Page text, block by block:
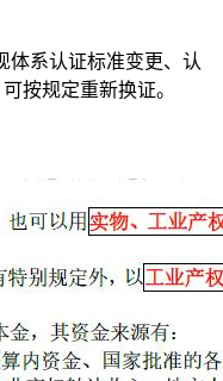
体系认证标准变更、认
按规定重新换证。